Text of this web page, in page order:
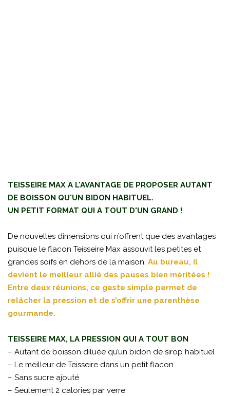
TEISSEIRE MAX A L'AVANTAGE DE PROPOSER AUTANT
DE BOISSON QU'UN BIDON HABITUEL.
UN PETIT FORMAT QUI A TOUT D'UN GRAND !
De nouvelles dimensions qui n’offrent que des avantages
puisque le flacon Teisseire Max assouvit les petites et
grandes soifs en dehors de la maison. Au bureau, il
devient le meilleur allié des pauses bien méritées !
Entre deux réunions, ce geste simple permet de
relâcher la pression et de s’offrir une parenthèse
gourmande.
TEISSEIRE MAX, LA PRESSION QUI A TOUT BON
– Autant de boisson diluée qu’un bidon de sirop habituel
– Le meilleur de Teisseire dans un petit flacon
– Sans sucre ajouté
– Seulement 2 calories par verre